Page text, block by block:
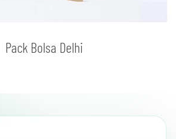
Pack Bolsa Delhi